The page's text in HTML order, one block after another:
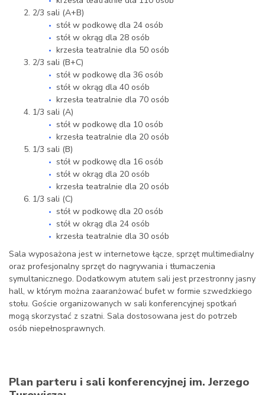
2/3 sali (A+B)
stół w podkowę dla 24 osób
stół w okrąg dla 28 osób
krzesła teatralnie dla 50 osób
2/3 sali (B+C)
stół w podkowę dla 36 osób
stół w okrąg dla 40 osób
krzesła teatralnie dla 70 osób
1/3 sali (A)
stół w podkowę dla 10 osób
krzesła teatralnie dla 20 osób
1/3 sali (B)
stół w podkowę dla 16 osób
stół w okrąg dla 20 osób
krzesła teatralnie dla 20 osób
1/3 sali (C)
stół w podkowę dla 20 osób
stół w okrąg dla 24 osób
krzesła teatralnie dla 30 osób
Sala wyposażona jest w internetowe łącze, sprzęt multimedialny
oraz profesjonalny sprzęt do nagrywania i tłumaczenia
symultanicznego. Dodatkowym atutem sali jest przestronny jasny
hall, w którym można zaaranżować bufet w formie szwedzkiego
stołu. Goście organizowanych w sali konferencyjnej spotkań
mogą skorzystać z szatni. Sala dostosowana jest do potrzeb
osób niepełnosprawnych.
Plan parteru i sali konferencyjnej im. Jerzego